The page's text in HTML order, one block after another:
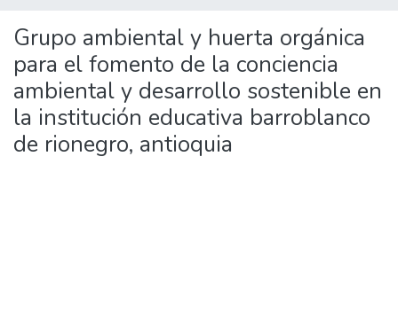
Grupo ambiental y huerta orgánica
para el fomento de la conciencia
ambiental y desarrollo sostenible en
la institución educativa barroblanco
de rionegro, antioquia